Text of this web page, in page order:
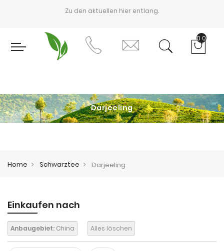
Zu den aktuellen hier entlang.
0
Darjeeling
Home Schwarztee Darjeeling
Einkaufen nach
Anbaugebiet: China Alles löschen